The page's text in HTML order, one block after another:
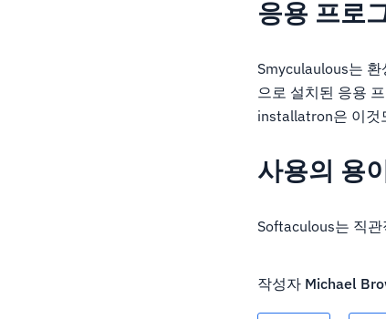
응용 프로
Smyculaulous는
으로 설치된 응용
installatron은 이것
사용의 용
Softaculous는 직
작성자 Michael